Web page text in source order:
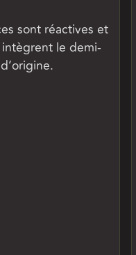
sont réactives et
le demi-